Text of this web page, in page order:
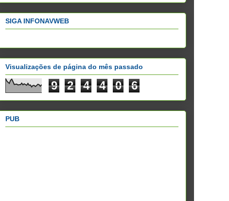
SIGA INFONAVWEB
Visualizações de página do mês passado
9 2 4 4 0 6
PUB